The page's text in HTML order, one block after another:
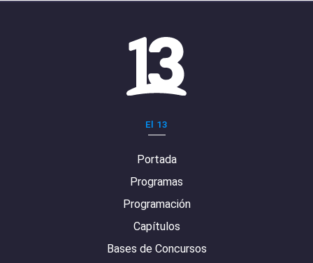
El 13
Portada
Programas
Programación
Capítulos
Bases de Concursos